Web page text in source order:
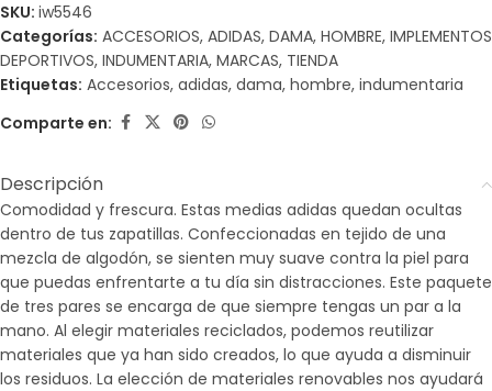
SKU: iw5546
Categorías: ACCESORIOS, ADIDAS, DAMA, HOMBRE, IMPLEMENTOS
DEPORTIVOS, INDUMENTARIA, MARCAS, TIENDA
Etiquetas: Accesorios, adidas, dama, hombre, indumentaria
Comparte en:
Descripción
Comodidad y frescura. Estas medias adidas quedan ocultas
dentro de tus zapatillas. Confeccionadas en tejido de una
mezcla de algodón, se sienten muy suave contra la piel para
que puedas enfrentarte a tu día sin distracciones. Este paquete
de tres pares se encarga de que siempre tengas un par a la
mano. Al elegir materiales reciclados, podemos reutilizar
materiales que ya han sido creados, lo que ayuda a disminuir
los residuos. La elección de materiales renovables nos ayudará